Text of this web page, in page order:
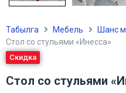
Табылга Мебель
Шанс
Стол со стульями «Инесса»
Скидка
Стол со стульями